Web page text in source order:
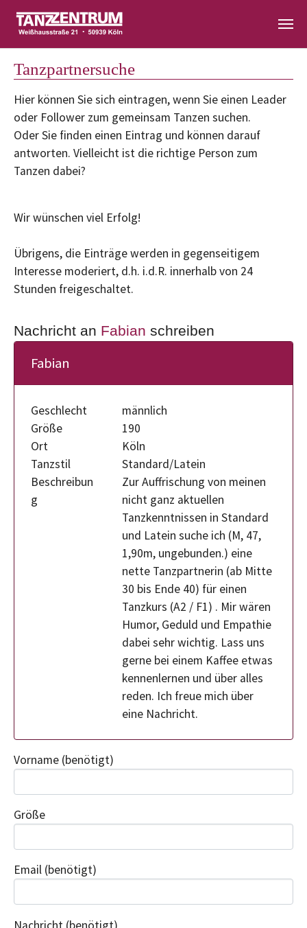
Tanzpartnersuche
Hier können Sie sich eintragen, wenn Sie einen Leader
oder Follower zum gemeinsam Tanzen suchen.
Oder Sie finden einen Eintrag und können darauf
antworten. Vielleicht ist die richtige Person zum
Tanzen dabei?
Wir wünschen viel Erfolg!
Übrigens, die Einträge werden in gegenseitigem
Interesse moderiert, d.h. i.d.R. innerhalb von 24
Stunden freigeschaltet.
Nachricht an Fabian schreiben
Fabian
Geschlecht
männlich
Größe
190
Ort
Köln
Tanzstil
Standard/Latein
Beschreibun
g
Zur Auffrischung von meinen
nicht ganz aktuellen
Tanzkenntnissen in Standard
und Latein suche ich (M, 47,
1,90m, ungebunden.) eine
nette Tanzpartnerin (ab Mitte
30 bis Ende 40) für einen
Tanzkurs (A2 / F1) . Mir wären
Humor, Geduld und Empathie
dabei sehr wichtig. Lass uns
gerne bei einem Kaffee etwas
kennenlernen und über alles
reden. Ich freue mich über
eine Nachricht.
Vorname (benötigt)
Größe
Email (benötigt)